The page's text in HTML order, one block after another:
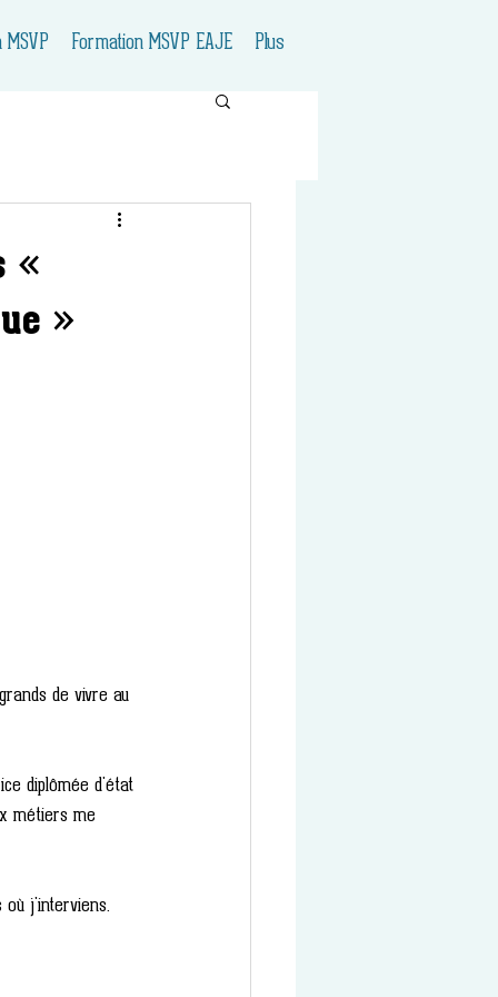
Formation MSVP EAJE Plus
«
»
de vivre au
diplômée d'état
métiers me
où j'interviens.